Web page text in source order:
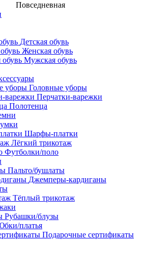
Повседневная
Детская обувь
Женская обувь
Мужская обувь
Головные уборы
Перчатки-варежки
Полотенца
Шарфы-платки
Лёгкий трикотаж
Футболки/поло
Пальто/бушлаты
Джемперы-кардиганы
Тёплый трикотаж
Рубашки/блузы
платья
Подарочные сертификаты